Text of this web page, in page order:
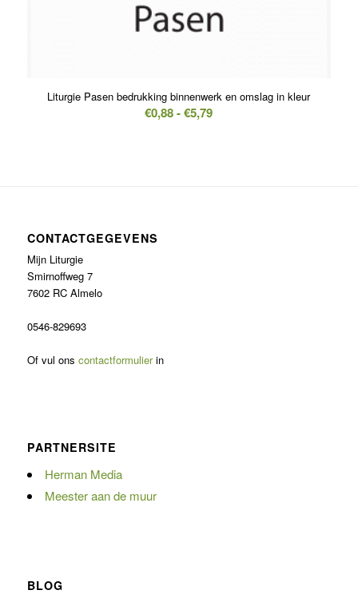
Liturgie Pasen bedrukking binnenwerk en omslag in kleur
€0,88 - €5,79Prijsklasse:
CONTACTGEGEVENS
Mijn Liturgie
Smirnoffweg 7
7602 RC Almelo
0546-829693
Of vul ons contactformulierin
PARTNERSITE
Herman Media
Meester aan de muur
BLOG